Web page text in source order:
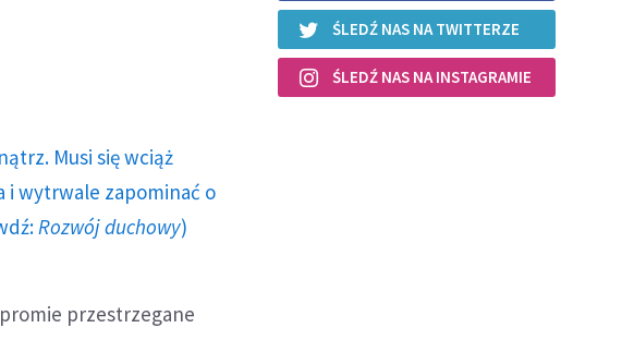
Musi się wciąż
i wytrwale zapominać o
Rozwój duchowy)
przestrzegane
ŚLEDŹ NAS NA TWITTERZE
ŚLEDŹ NAS NA INSTAGRAMIE